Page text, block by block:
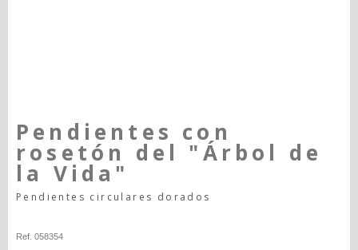
Pendientes con
rosetón del "Árbol de
la Vida"
Pendientes circulares dorados
Ref. 058354